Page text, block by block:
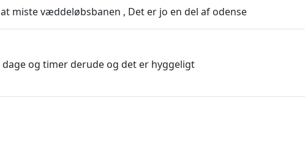
miste væddeløbsbanen , Det er jo en del af odense
og timer derude og det er hyggeligt